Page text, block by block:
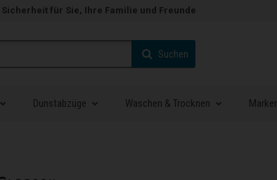
Sicherheit für Sie, Ihre Familie und Freunde
Suchen
Dunstabzüge Waschen & Trocknen